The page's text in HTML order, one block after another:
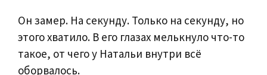
Он замер. На секунду. Только на секунду, но
этого хватило. В его глазах мелькнуло что-то
такое, от чего у Натальи внутри всё
оборвалось.